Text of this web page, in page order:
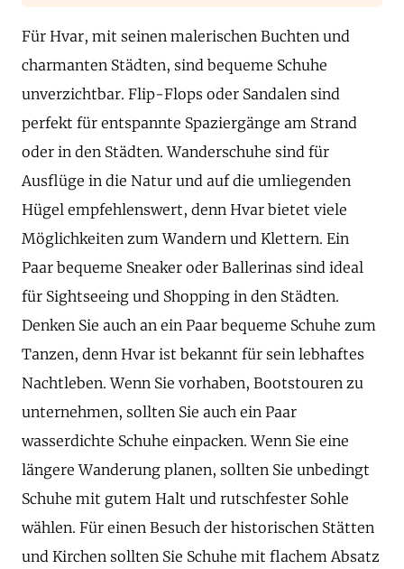
Für Hvar, mit seinen malerischen Buchten und
charmanten Städten, sind bequeme Schuhe
unverzichtbar. Flip-Flops oder Sandalen sind
perfekt für entspannte Spaziergänge am Strand
oder in den Städten. Wanderschuhe sind für
Ausflüge in die Natur und auf die umliegenden
Hügel empfehlenswert, denn Hvar bietet viele
Möglichkeiten zum Wandern und Klettern. Ein
Paar bequeme Sneaker oder Ballerinas sind ideal
für Sightseeing und Shopping in den Städten.
Denken Sie auch an ein Paar bequeme Schuhe zum
Tanzen, denn Hvar ist bekannt für sein lebhaftes
Nachtleben. Wenn Sie vorhaben, Bootstouren zu
unternehmen, sollten Sie auch ein Paar
wasserdichte Schuhe einpacken. Wenn Sie eine
längere Wanderung planen, sollten Sie unbedingt
Schuhe mit gutem Halt und rutschfester Sohle
wählen. Für einen Besuch der historischen Stätten
und Kirchen sollten Sie Schuhe mit flachem Absatz